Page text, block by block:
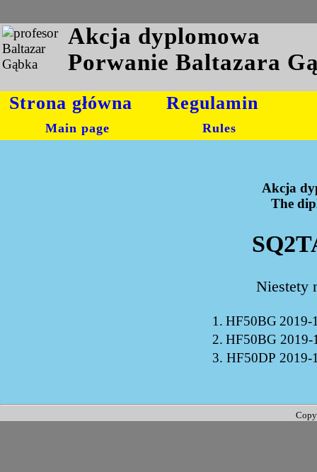
Akcja dyplomowa
Porwanie Baltazara
Strona główna
Main page
Regulamin
Rules
Akcja
The
Niestety
1. HF50BG 2019-
2. HF50BG 2019-
3. HF50DP 2019-